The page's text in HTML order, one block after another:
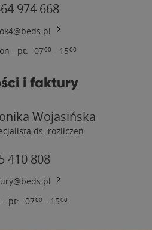
974 668
- pt: 0700 - 1500
i faktury
Wojasińska
ds. rozliczeń
410 808
- pt: 0700 - 1500